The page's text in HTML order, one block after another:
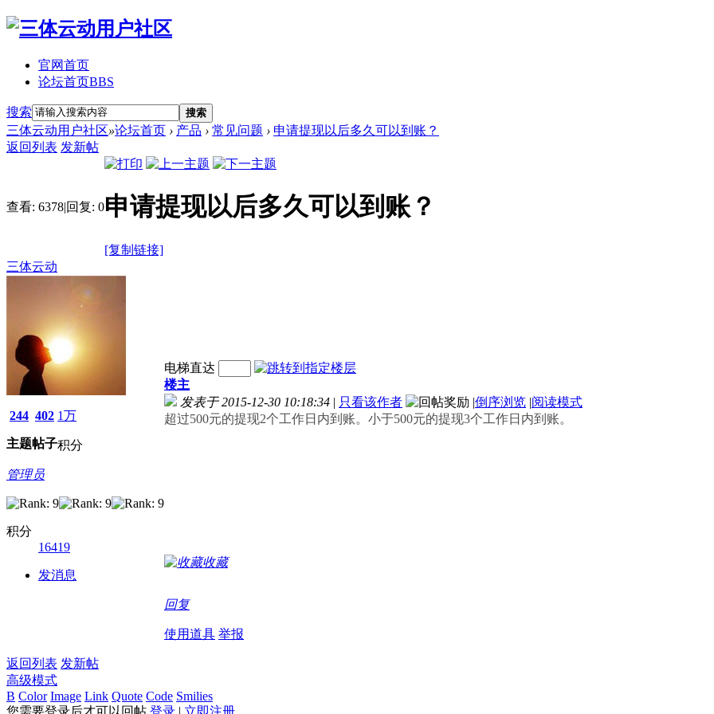
官网首页
论坛首页BBS
搜索 搜索
三体云动用户社区»论坛首页 › 产品 › 常见问题 › 申请提现以后多久可以到账？
返回列表 发新帖
查看: 6378|回复: 0申请提现以后多久可以到账？
[复制链接]
三体云动
244
主题
402
帖子
1万
积分
管理员
积分
16419
发消息
电梯直达
楼主
发表于 2015-12-30 10:18:34 | 只看该作者 |倒序浏览 |阅读模式
超过500元的提现2个工作日内到账。小于500元的提现3个工作日内到账。
收藏
回复
使用道具 举报
返回列表 发新帖
高级模式
B Color Image Link Quote Code Smilies
您需要登录后才可以回帖 登录 | 立即注册